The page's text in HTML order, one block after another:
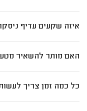
איזה שקעים עדיף ניסקו
האם מותר להשאיר
כל כמה זמן צריך